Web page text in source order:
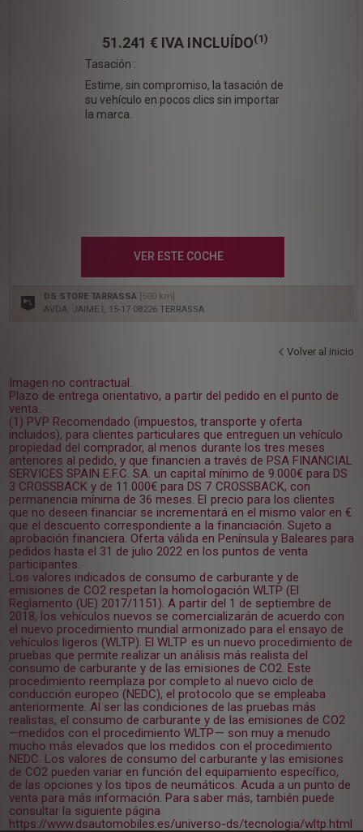
51.241 € IVA INCLUÍDO(1)
Tasación :
Estime, sin compromiso, la tasación de
su vehículo en pocos clics sin importar
la marca.
VER ESTE COCHE
DS STORE TARRASSA [500 km]
AVDA. JAIME I, 15-17 08226 TERRASSA
Volver al inicio
Imagen no contractual.
Plazo de entrega orientativo, a partir del pedido en el punto de
venta.
(1) PVP Recomendado (impuestos, transporte y oferta
incluidos), para clientes particulares que entreguen un vehículo
propiedad del comprador, al menos durante los tres meses
anteriores al pedido, y que financien a través de PSA FINANCIAL
SERVICES SPAIN E.F.C. SA. un capital mínimo de 9.000€ para DS
3 CROSSBACK y de 11.000€ para DS 7 CROSSBACK, con
permanencia mínima de 36 meses. El precio para los clientes
que no deseen financiar se incrementará en el mismo valor en €
que el descuento correspondiente a la financiación. Sujeto a
aprobación financiera. Oferta válida en Península y Baleares para
pedidos hasta el 31 de julio 2022 en los puntos de venta
participantes.
Los valores indicados de consumo de carburante y de
emisiones de CO2 respetan la homologación WLTP (El
Reglamento (UE) 2017/1151). A partir del 1 de septiembre de
2018, los vehículos nuevos se comercializarán de acuerdo con
el nuevo procedimiento mundial armonizado para el ensayo de
vehículos ligeros (WLTP). El WLTP es un nuevo procedimiento de
pruebas que permite realizar un análisis más realista del
consumo de carburante y de las emisiones de CO2. Este
procedimiento reemplaza por completo al nuevo ciclo de
conducción europeo (NEDC), el protocolo que se empleaba
anteriormente. Al ser las condiciones de las pruebas más
realistas, el consumo de carburante y de las emisiones de CO2
—medidos con el procedimiento WLTP— son muy a menudo
mucho más elevados que los medidos con el procedimiento
NEDC. Los valores de consumo del carburante y las emisiones
de CO2 pueden variar en función del equipamiento específico,
de las opciones y los tipos de neumáticos. Acuda a un punto de
venta para más información. Para saber más, también puede
consultar la siguiente página
https://www.dsautomobiles.es/universo-ds/tecnologia/wltp.html